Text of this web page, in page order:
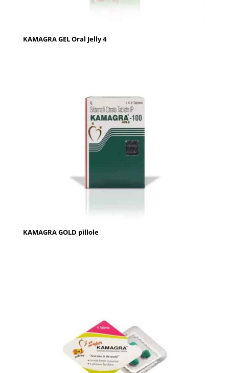
KAMAGRA GEL Oral Jelly 4
KAMAGRA GOLD pillole